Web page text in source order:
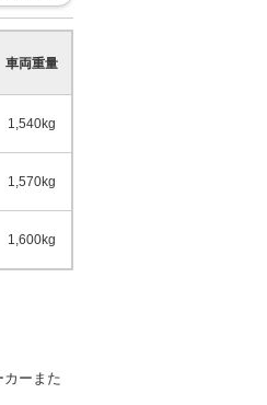
車両重量
1,540kg
1,570kg
1,600kg
ーまた